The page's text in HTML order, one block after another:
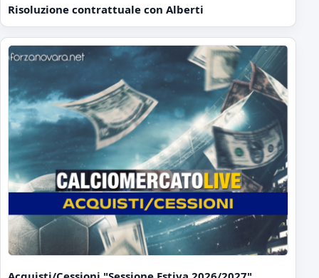
Risoluzione contrattuale con Alberti